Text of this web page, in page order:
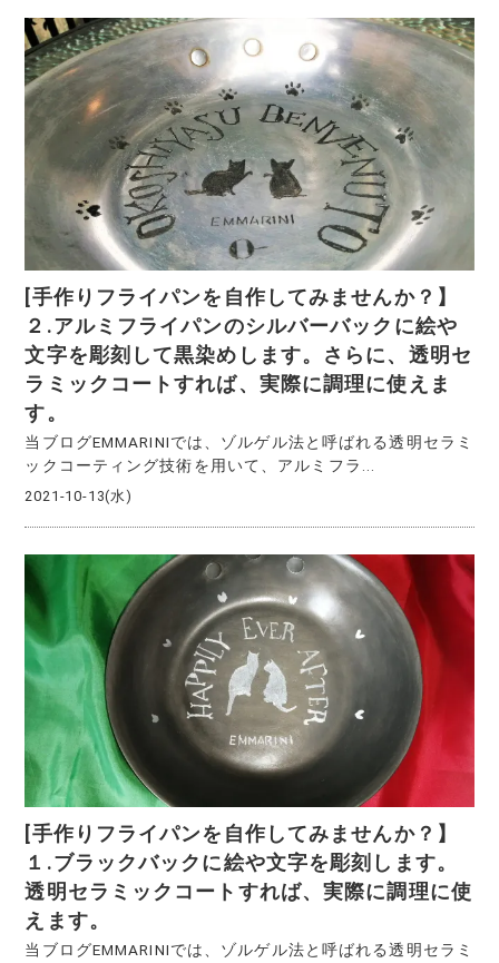
[手作りフライパンを自作してみませんか？】
２.アルミフライパンのシルバーバックに絵や
文字を彫刻して黒染めします。さらに、透明セ
ラミックコートすれば、実際に調理に使えま
す。
当ブログEMMARINIでは、ゾルゲル法と呼ばれる透明セラミ
ックコーティング技術を用いて、アルミフラ...
2021-10-13(水)
[手作りフライパンを自作してみませんか？】
１.ブラックバックに絵や文字を彫刻します。
透明セラミックコートすれば、実際に調理に使
えます。
当ブログEMMARINIでは、ゾルゲル法と呼ばれる透明セラミ